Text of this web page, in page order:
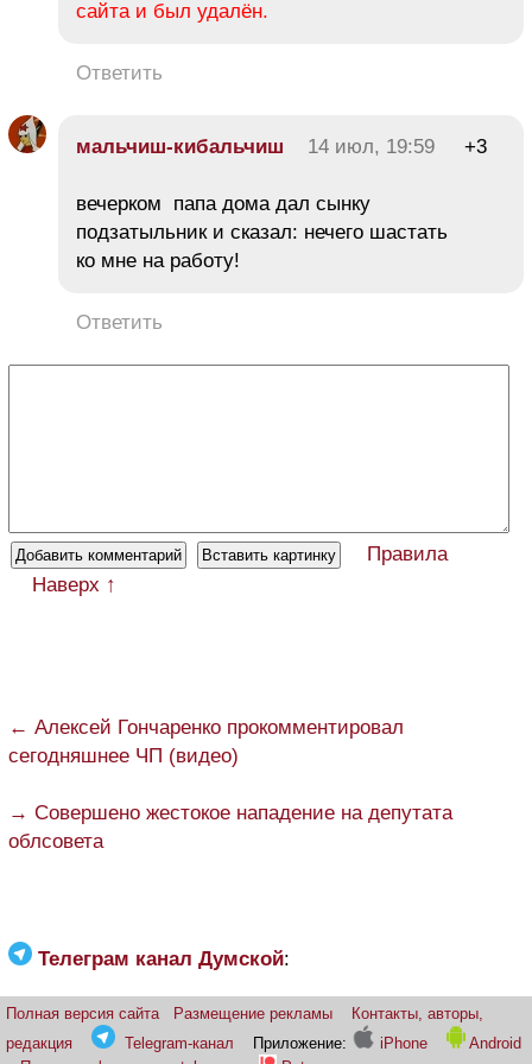
сайта и был удалён.
Ответить
мальчиш-кибальчиш 14 июл, 19:59 +3
вечерком папа дома дал сынку
подзатыльник и сказал: нечего шастать
ко мне на работу!
Ответить
Правила
Наверх ↑
← Алексей Гончаренко прокомментировал
сегодняшнее ЧП (видео)
→ Совершено жестокое нападение на депутата
облсовета
Телеграм канал Думской:
Полная версия сайта Размещение рекламы
Контакты, авторы,
редакция
Telegram-канал Приложение: iPhone
Android